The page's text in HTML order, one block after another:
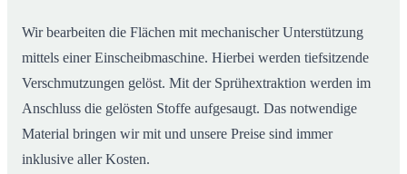
Wir bearbeiten die Flächen mit mechanischer Unterstützung
mittels einer Einscheibmaschine. Hierbei werden tiefsitzende
Verschmutzungen gelöst. Mit der Sprühextraktion werden im
Anschluss die gelösten Stoffe aufgesaugt. Das notwendige
Material bringen wir mit und unsere Preise sind immer
inklusive aller Kosten.